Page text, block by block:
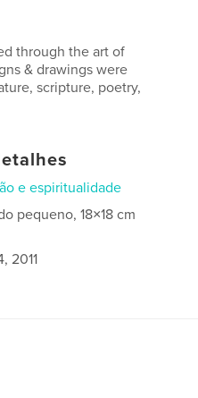
through the art of
& drawings were
scripture, poetry,
e espiritualidade
pequeno, 18×18 cm
2011